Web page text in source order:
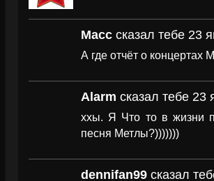
Масс сказал тебе 23
А где отчёт о концертах
Alarm сказал тебе 23
ххы. Я Что то в жизни
песня Метлы?)))))))
dennifan99 сказал